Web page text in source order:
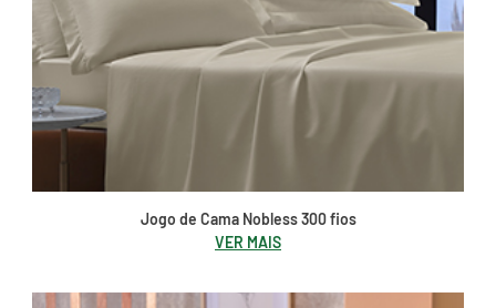
Jogo de Cama Nobless 300 fios
VER MAIS